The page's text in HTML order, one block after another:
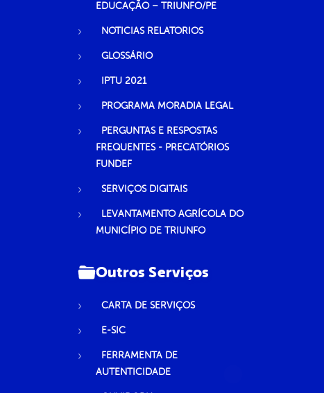
EDUCAÇÃO – TRIUNFO/PE
NOTICIAS RELATORIOS
GLOSSÁRIO
IPTU 2021
PROGRAMA MORADIA LEGAL
PERGUNTAS E RESPOSTAS
FREQUENTES - PRECATÓRIOS
FUNDEF
SERVIÇOS DIGITAIS
LEVANTAMENTO AGRÍCOLA DO
MUNICÍPIO DE TRIUNFO
Outros Serviços
CARTA DE SERVIÇOS
E-SIC
FERRAMENTA DE
AUTENTICIDADE